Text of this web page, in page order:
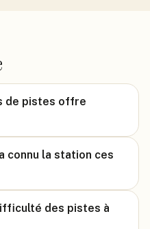
de pistes offre
connu la station ces
des pistes à